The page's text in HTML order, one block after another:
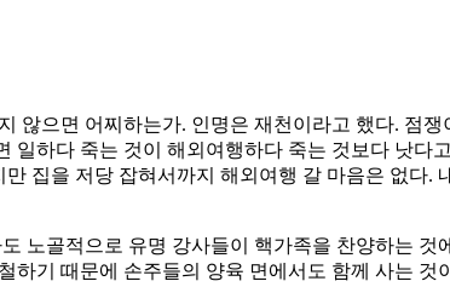
않으면 어찌하는가. 인명은 재천이라고 했다. 점
일하다 죽는 것이 해외여행하다 죽는 것보다 낫
집을 저당 잡혀서까지 해외여행 갈 마음은 없다
노골적으로 유명 강사들이 핵가족을 찬양하는
기 때문에 손주들의 양육 면에서도 함께 사는 것